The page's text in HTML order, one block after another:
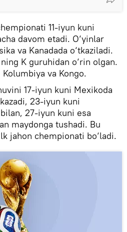
11-iyun kuni
davom etadi. O‘yinlar
va Kanadada o‘tkaziladi.
K guruhidan o‘rin olgan.
va Kongo.
17-iyun kuni Mexikoda
23-iyun kuni
27-iyun kuni esa
maydonga tushadi. Bu
jahon chempionati bo‘ladi.